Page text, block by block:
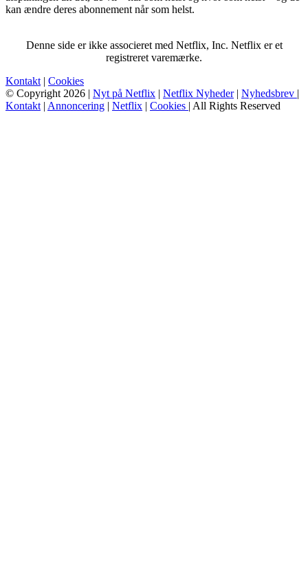
kan ændre deres abonnement når som helst.
Denne side er ikke associeret med Netflix, Inc. Netflix er et
registreret varemærke.
Kontakt | Cookies
© Copyright 2026 | Nyt på Netflix | Netflix Nyheder| Nyhedsbrev |
Kontakt | Annoncering | Netflix | Cookies | All Rights Reserved